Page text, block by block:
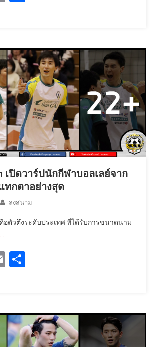
เปิดวาร์ปนักกีฬาบอลเลย์จาก
ทกตาอย่างสุด
ลงสนาม
คือตัวตึงระดับประเทศ ที่ได้รับการขนาดนาม
Email